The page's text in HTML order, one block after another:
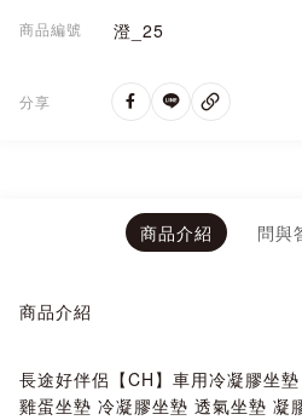
商品編號 澄_25
分享
商品介紹 問與
商品介紹
長途好伴侶【CH】車用冷凝膠坐
雞蛋坐墊 冷凝膠坐墊 透氣坐墊 凝